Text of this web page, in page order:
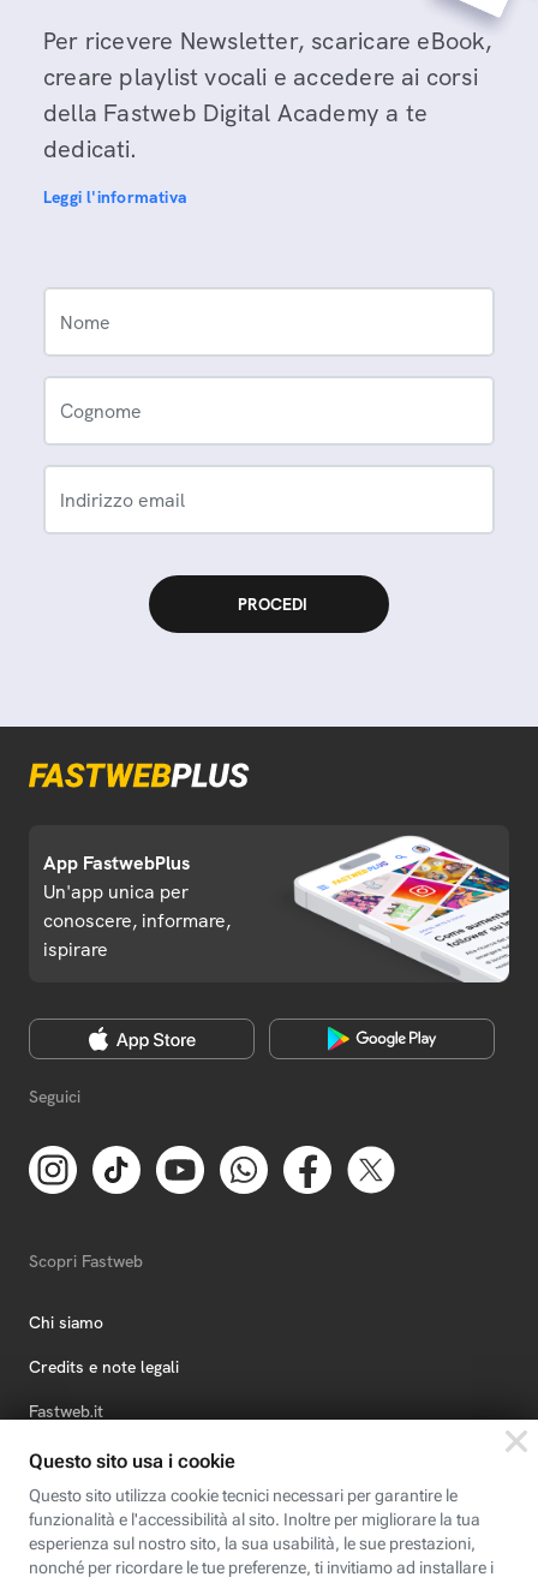
Per ricevere Newsletter, scaricare eBook,
creare playlist vocali e accedere ai corsi
della Fastweb Digital Academy a te
dedicati.
Leggi l'informativa
Nome
Cognome
Indirizzo email
App FastwebPlus
Un'app unica per
conoscere, informare,
ispirare
Seguici
Scopri Fastweb
Chi siamo
Credits e note legali
Fastweb.it
Formazione
Fastweb Digital Academy
STEP FuturAbility District